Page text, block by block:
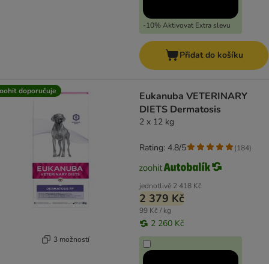
-10% Aktivovat Extra slevu
Přidat do košíku
doporučuje
3 možností
Eukanuba VETERINARY
DIETS Dermatosis
2 x 12 kg
jednotlivě 2 418 Kč
2 379 Kč
99 Kč / kg
2 260 Kč
Rating: 4.8/5 (184)